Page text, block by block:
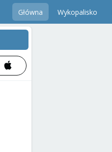
Główna Wykopalisko